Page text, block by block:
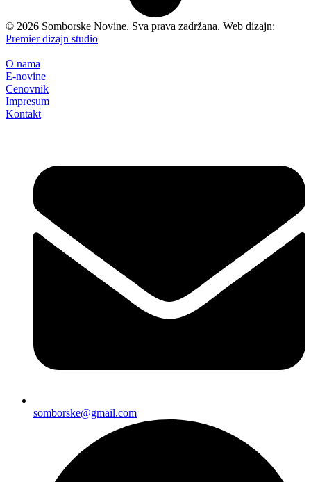
© 2026 Somborske Novine. Sva prava zadržana. Web dizajn:
Premier dizajn studio
O nama
E-novine
Cenovnik
Impresum
Kontakt
somborske@gmail.com